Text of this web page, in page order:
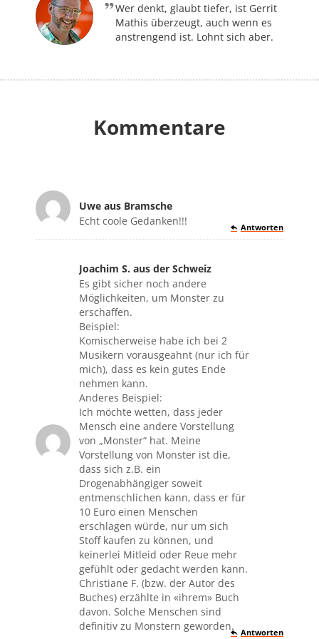
Wer denkt, glaubt tiefer, ist Gerrit
Mathis überzeugt, auch wenn es
anstrengend ist. Lohnt sich aber.
Kommentare
Uwe aus Bramsche
sagte:
Echt coole Gedanken!!! Antworten
Joachim S. aus der Schweiz
sagte:
Es gibt sicher noch andere
Möglichkeiten, um Monster zu
erschaffen.
Beispiel:
Komischerweise habe ich bei 2
Musikern vorausgeahnt (nur ich für
mich), dass es kein gutes Ende
nehmen kann.
Anderes Beispiel:
Ich möchte wetten, dass jeder
Mensch eine andere Vorstellung
von „Monster“ hat. Meine
Vorstellung von Monster ist die,
dass sich z.B. ein
Drogenabhängiger soweit
entmenschlichen kann, dass er für
10 Euro einen Menschen
erschlagen würde, nur um sich
Stoff kaufen zu können, und
keinerlei Mitleid oder Reue mehr
gefühlt oder gedacht werden kann.
Christiane F. (bzw. der Autor des
Buches) erzählte in «ihrem» Buch
davon. Solche Menschen sind
definitiv zu Monstern geworden.
Antworten